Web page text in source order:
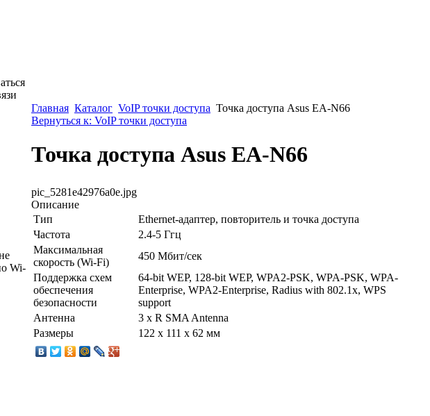
Wi-
Главная Каталог VoIP точки доступа Точка доступа Asus EA-N66
Вернуться к: VoIP точки доступа
Точка доступа Asus EA-N66
pic_5281e42976a0e.jpg
Описание
Тип
Ethernet-адаптер, повторитель и точка доступа
Частота
2.4-5 Ггц
Максимальная
скорость (Wi-Fi)
450 Мбит/сек
Поддержка схем
обеспечения
безопасности
64-bit WEP, 128-bit WEP, WPA2-PSK, WPA-PSK, WPA-
Enterprise, WPA2-Enterprise, Radius with 802.1x, WPS
support
Антенна
3 x R SMA Antenna
Размеры
122 x 111 x 62 мм